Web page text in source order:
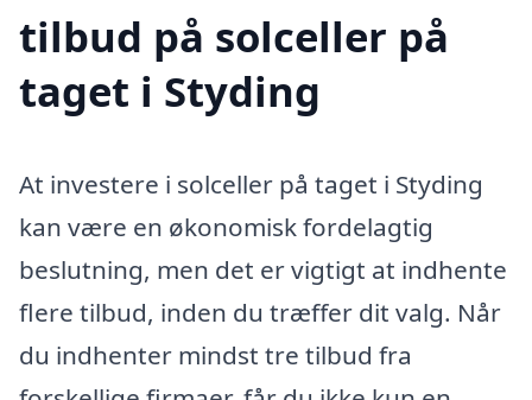
tilbud på solceller på
taget i Styding
At investere i solceller på taget i Styding
kan være en økonomisk fordelagtig
beslutning, men det er vigtigt at indhente
flere tilbud, inden du træffer dit valg. Når
du indhenter mindst tre tilbud fra